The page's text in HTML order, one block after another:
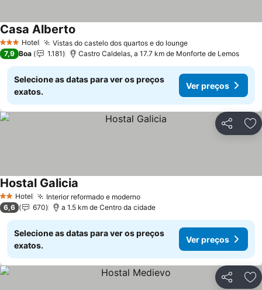
3 EstrelasHotel Vistas do castelo dos quartos e do lounge
Casa Alberto
7,9 Boa 1.181 Castro Caldelas, a 17.7 km de Monforte de Lemos
Selecione as datas para ver os preços
exatos.
Ver preços
Partilhar
2 Estrelas
Hotel Interior reformado e moderno
Hostal Galicia
6,6 670 a 1.5 km de Centro da cidade
Selecione as datas para ver os preços
exatos.
Ver preços
Partilhar